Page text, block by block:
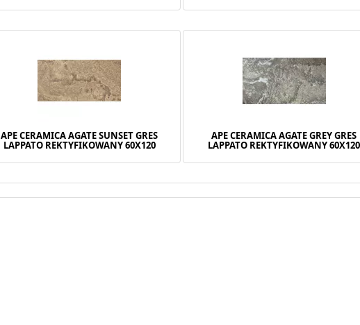
APE CERAMICA AGATE SUNSET GRES
LAPPATO REKTYFIKOWANY 60X120
APE CERAMICA AGATE GREY GRES
LAPPATO REKTYFIKOWANY 60X120